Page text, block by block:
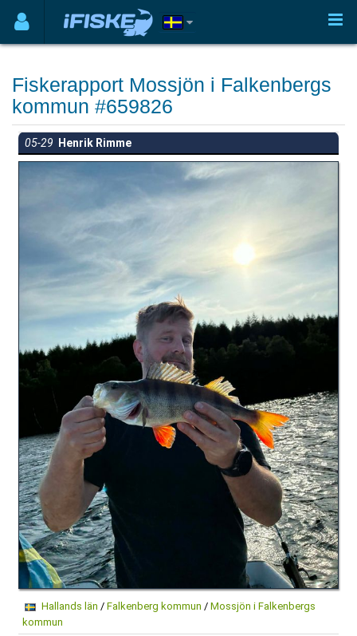
Fiskerapport Mossjön i Falkenbergs
kommun #659826
05-29 Henrik Rimme
Hallands län / Falkenberg kommun / Mossjön i Falkenbergs
kommun